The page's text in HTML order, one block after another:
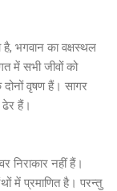
भगवान का वक्षस्थल
में सभी जीवों को
वृषण हैं। सागर
हैं।
निराकार नहीं हैं।
में प्रमाणित है। परन्तु